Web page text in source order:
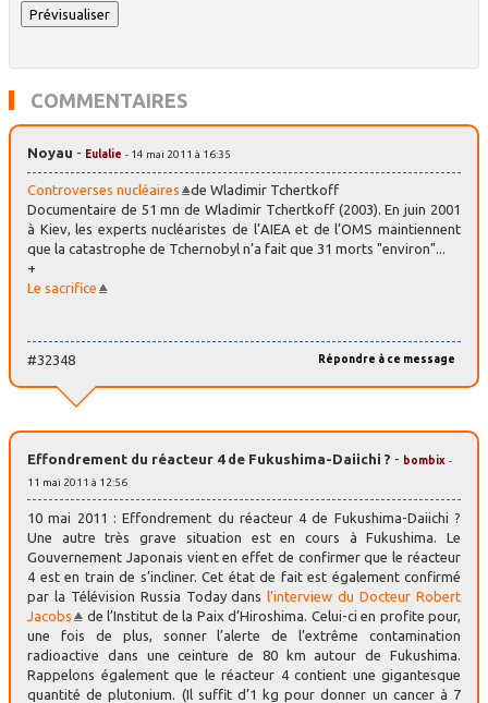
COMMENTAIRES
Noyau - Eulalie - 14 mai 2011 à 16:35
Controverses nucléaires
de Wladimir Tchertkoff
Documentaire de 51 mn de Wladimir Tchertkoff (2003). En juin 2001
à Kiev, les experts nucléaristes de l’AIEA et de l’OMS maintiennent
que la catastrophe de Tchernobyl n’a fait que 31 morts "environ"...
+
Le sacrifice
Répondre à ce message
#32348
Effondrement du réacteur 4 de Fukushima-Daiichi ? - bombix -
11 mai 2011 à 12:56
10 mai 2011 : Effondrement du réacteur 4 de Fukushima-Daiichi ?
Une autre très grave situation est en cours à Fukushima. Le
Gouvernement Japonais vient en effet de confirmer que le réacteur
4 est en train de s’incliner. Cet état de fait est également confirmé
par la Télévision Russia Today dans l’interview du Docteur Robert
Jacobs
de l’Institut de la Paix d’Hiroshima. Celui-ci en profite pour,
une fois de plus, sonner l’alerte de l’extrême contamination
radioactive dans une ceinture de 80 km autour de Fukushima.
Rappelons également que le réacteur 4 contient une gigantesque
quantité de plutonium. (Il suffit d’1 kg pour donner un cancer à 7